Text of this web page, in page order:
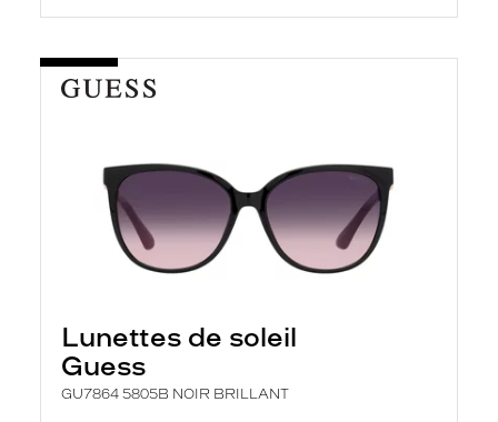
Lunettes de soleil
Guess
GU7864 5805B NOIR BRILLANT